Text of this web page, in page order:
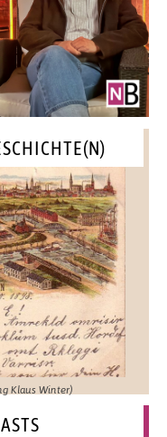
Klaus Winter)